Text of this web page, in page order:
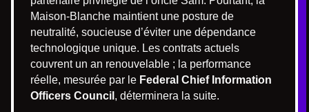
Maison-Blanche maintient une posture de
neutralité, soucieuse d’éviter une dépendance
technologique unique. Les contrats actuels
couvrent un an renouvelable ; la performance
réelle, mesurée par le Federal Chief Information
Officers Council , déterminera la suite.